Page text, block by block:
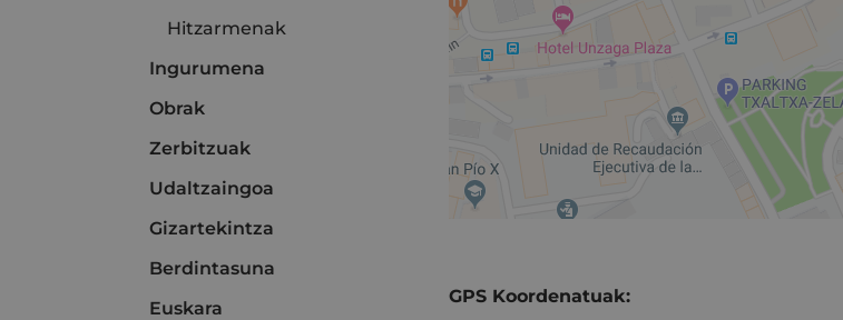
GPS Koordenatuak:
Hitzarmenak
Ingurumena
Obrak
Zerbitzuak
Udaltzaingoa
Gizartekintza
Berdintasuna
Euskara